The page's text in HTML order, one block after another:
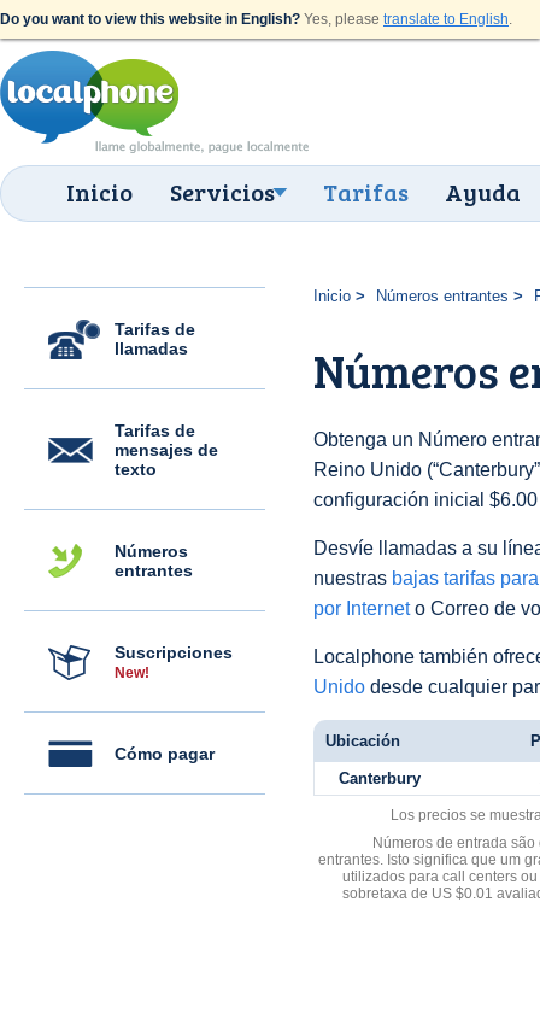
Do you want to view this website in English? Yes, please translate to English.
Inicio Servicios Tarifas Ayuda
Tarifas de
llamadas
Tarifas de
mensajes de
texto
Números
entrantes
Suscripciones
New!
Cómo pagar
Inicio Números entrantes
Números
Obtenga un Número
Reino Unido
configuración inicial
Desvíe llamadas a su
nuestras bajas tarifas
por Interneto Correo de
Localphone también
Unido desde cualquier
Ubicación
Canterbury
Los precios se
Números de entrada
entrantes. Isto significa que um
utilizados para call centers
sobretaxa de US $0.01